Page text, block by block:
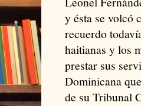
y ésta se volcó
recuerdo
haitianas y los
prestar sus
Dominicana
de su Tribunal